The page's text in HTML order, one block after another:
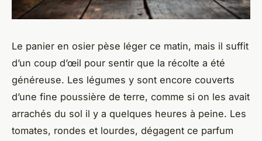
Le panier en osier pèse léger ce matin, mais il suffit
d’un coup d’œil pour sentir que la récolte a été
généreuse. Les légumes y sont encore couverts
d’une fine poussière de terre, comme si on les avait
arrachés du sol il y a quelques heures à peine. Les
tomates, rondes et lourdes, dégagent ce parfum